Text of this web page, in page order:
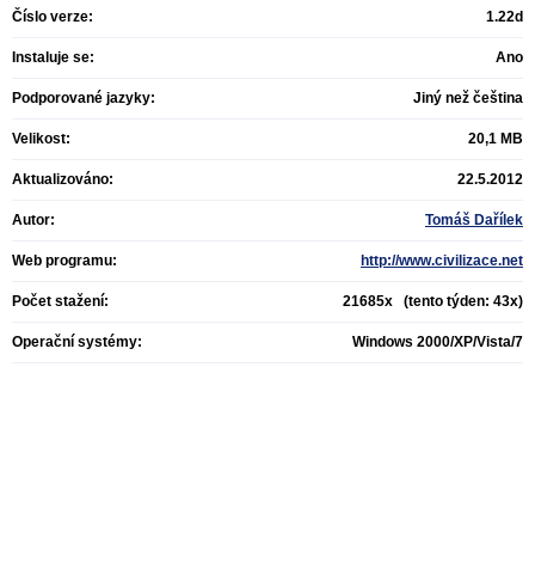
Číslo verze: 1.22d
Instaluje se: Ano
Podporované jazyky: Jiný než čeština
Velikost: 20,1 MB
Aktualizováno: 22.5.2012
Autor: Tomáš Dařílek
Web programu: http://www.civilizace.net
Počet stažení: 21685x (tento týden: 43x)
Operační systémy: Windows 2000/XP/Vista/7